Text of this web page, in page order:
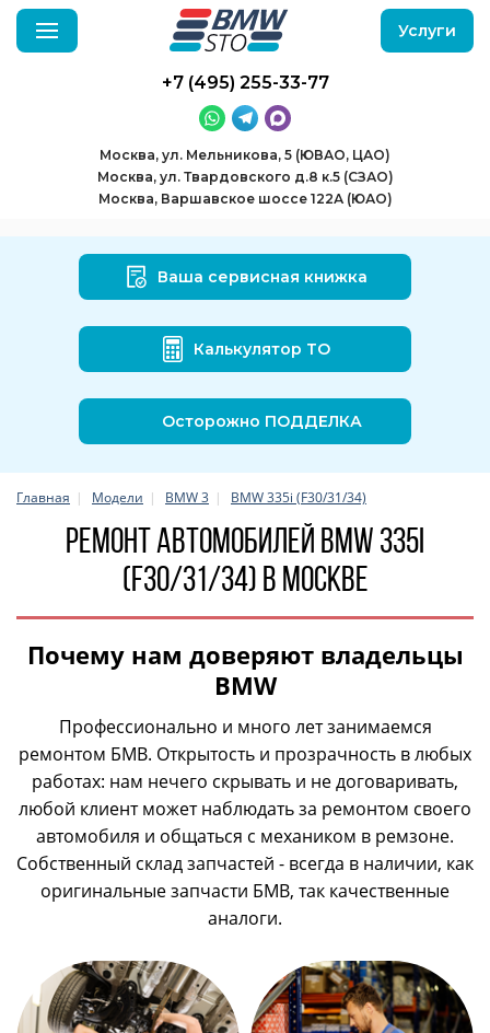
+7 (495) 255-33-77
Москва, ул. Мельникова, 5 (ЮВАО, ЦАО)
Москва, ул. Твардовского д.8 к.5 (СЗАО)
Москва, Варшавское шоссе 122А (ЮАО)
Услуги
Ваша сервисная книжка
Калькулятор ТО
Осторожно ПОДДЕЛКА
Главная Модели BMW 3 BMW 335i (F30/31/34)
Ремонт автомобилей BMW 335i
(F30/31/34) в Москве
Почему нам доверяют владельцы
BMW
Профессионально и много лет занимаемся
ремонтом БМВ. Открытость и прозрачность в любых
работах: нам нечего скрывать и не договаривать,
любой клиент может наблюдать за ремонтом своего
автомобиля и общаться с механиком в ремзоне.
Собственный склад запчастей - всегда в наличии, как
оригинальные запчасти БМВ, так качественные
аналоги.